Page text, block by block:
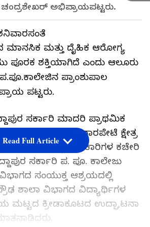
ಚಂದ್ರಶೇಖರ್‌ ಅಭಿಪ್ರಾಯಪಟ್ಟರು.
ಮಾನಸಿಕ ಮತ್ತು ದೈಹಿಕ ಆರೋಗ್ಯ
ಪೂರಕ ಶಕ್ತಿಯಾಗಿದೆ ಎಂದು ಆಲೂರು
ಪ್ರಾಂಶುಪಾಲ
ಪಟ್ಟರು.
ಸರ್ಕಾರಿ ಮಾದರಿ ಪ್ರಾಥಮಿಕ
ಸೋಮವಾರಪೇಟೆ ಕ್ಷೇತ್ರ
ಕ್ಷೇತ್ರ ಸಮನ್ವಯಧಿಕಾರಿಗಳ ಕಚೇರಿ
ಸರ್ಕಾರಿ ಪ. ಪೂ. ಕಾಲೇಜು
ಸಂಯುಕ್ತ ಆಶ್ರಯದಲ್ಲಿ
ಶಾಲಾ ವಿಭಾಗದ ವಿದ್ಯಾರ್ಥಿಗಳ
ಮಟ್ಟದ ಕ್ರೀಡಾಕೂಟದ ಉದ್ಘಾಟನಾ
Read Full Article